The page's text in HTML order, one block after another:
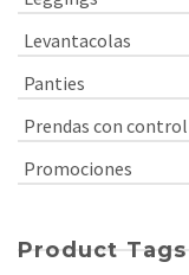
Levantacolas
Panties
Prendas con control
Promociones
Product Tags